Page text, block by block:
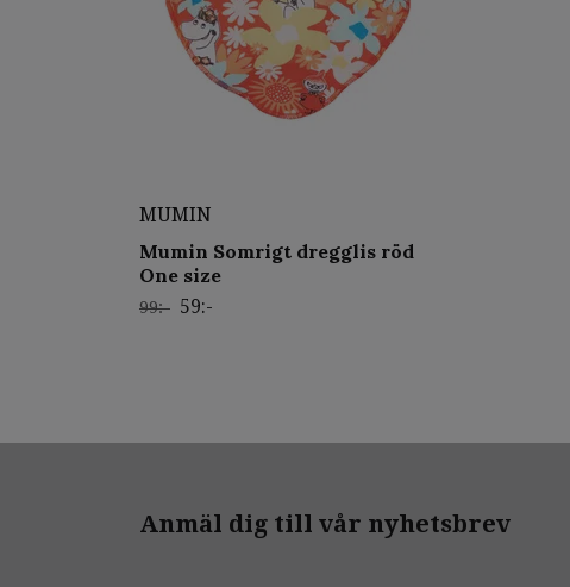
MUMIN
Mumin Somrigt dregglis röd
One size
99:- 59:-
Anmäl dig till vår nyhetsbrev